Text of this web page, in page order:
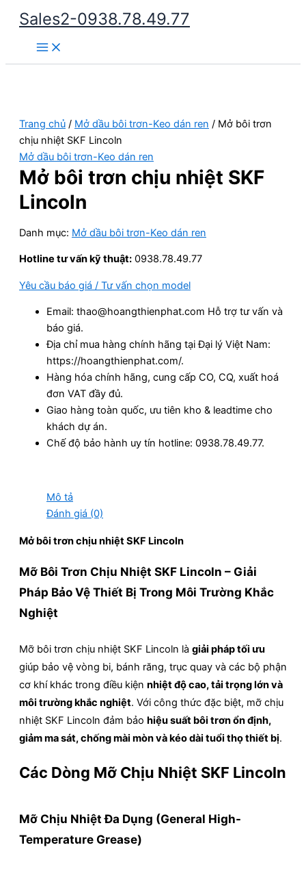
Nhảy
dung
Sales2-0938.78.49.77
Main
Menu
Trang chủ / Mở dầu bôi trơn-Keo dán ren / Mở bôi trơn
chịu nhiệt SKF Lincoln
Mở dầu bôi trơn-Keo dán ren
Mở bôi trơn chịu nhiệt SKF
Lincoln
Danh mục: Mở dầu bôi trơn-Keo dán ren
Hotline tư vấn kỹ thuật: 0938.78.49.77
Yêu cầu báo giá / Tư vấn chọn model
Email: thao@hoangthienphat.com Hỗ trợ tư vấn và
báo giá.
Địa chỉ mua hàng chính hãng tại Đại lý Việt Nam:
https://hoangthienphat.com/.
Hàng hóa chính hãng, cung cấp CO, CQ, xuất hoá
đơn VAT đầy đủ.
Giao hàng toàn quốc, ưu tiên kho & leadtime cho
khách dự án.
Chế độ bảo hành uy tín hotline: 0938.78.49.77.
Mô tả
Đánh giá (0)
Mở bôi trơn chịu nhiệt SKF Lincoln
Mỡ Bôi Trơn Chịu Nhiệt SKF Lincoln – Giải
Pháp Bảo Vệ Thiết Bị Trong Môi Trường Khắc
Nghiệt
Mỡ bôi trơn chịu nhiệt SKF Lincoln là giải pháp tối ưu
giúp bảo vệ vòng bi, bánh răng, trục quay và các bộ phận
cơ khí khác trong điều kiện nhiệt độ cao, tải trọng lớn và
môi trường khắc nghiệt. Với công thức đặc biệt, mỡ chịu
nhiệt SKF Lincoln đảm bảo hiệu suất bôi trơn ổn định,
giảm ma sát, chống mài mòn và kéo dài tuổi thọ thiết bị.
Các Dòng Mỡ Chịu Nhiệt SKF Lincoln
Mỡ Chịu Nhiệt Đa Dụng (General High-
Temperature Grease)